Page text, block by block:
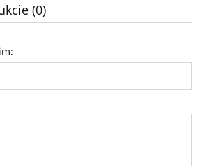
(0)